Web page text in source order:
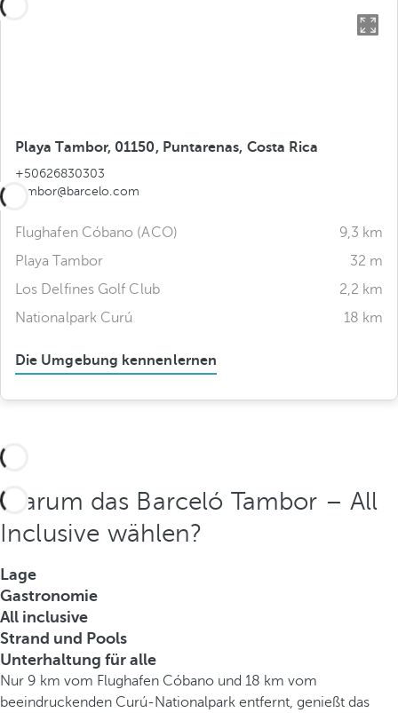
Playa Tambor, 01150, Puntarenas, Costa Rica
+50626830303
tambor@barcelo.com
Flughafen Cóbano (ACO)
9,3 km
Playa Tambor
32 m
Los Delfines Golf Club
2,2 km
Nationalpark Curú
18 km
Die Umgebung kennenlernen
Warum das Barceló Tambor – All
Inclusive wählen?
Lage
Gastronomie
All inclusive
Strand und Pools
Unterhaltung für alle
Nur 9 km vom Flughafen Cóbano und 18 km vom
beeindruckenden Curú-Nationalpark entfernt, genießt das